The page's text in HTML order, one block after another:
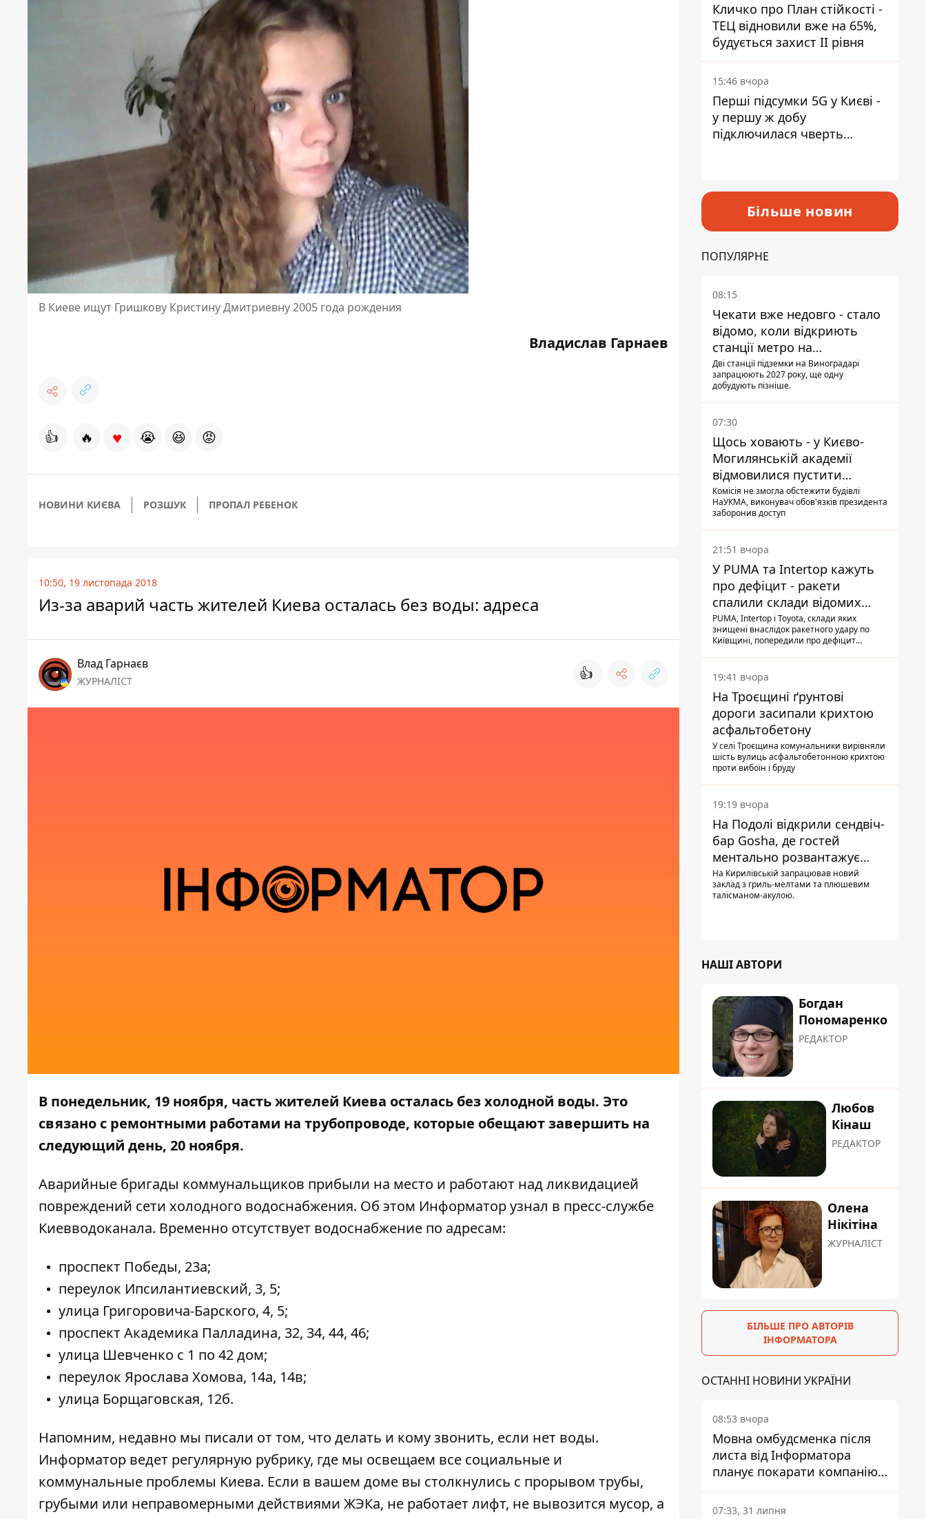
В Киеве ищут Гришкову Кристину Дмитриевну 2005 года рождения
Владислав Гарнаев
👍 🔥 ♥ 😭 😆 😡
НОВИНИ КИЄВА РОЗШУК ПРОПАЛ РЕБЕНОК
10:50, 19 листопада 2018
Из-за аварий часть жителей Киева осталась без воды: адреса
Влад Гарнаєв
ЖУРНАЛІСТ 👍
В понедельник, 19 ноября, часть жителей Киева осталась без холодной воды. Это
связано с ремонтными работами на трубопроводе, которые обещают завершить на
следующий день, 20 ноября.
Аварийные бригады коммунальщиков прибыли на место и работают над ликвидацией
повреждений сети холодного водоснабжения. Об этом Информаторузнал в пресс-службе
Киевводоканала. Временно отсутствует водоснабжение по адресам:
проспект Победы, 23а;
переулок Ипсилантиевский, 3, 5;
улица Григоровича-Барского, 4, 5;
проспект Академика Палладина, 32, 34, 44, 46;
улица Шевченко с 1 по 42 дом;
переулок Ярослава Хомова, 14а, 14в;
улица Борщаговская, 12б.
Напомним, недавно мы писали от том, что делать и кому звонить, если нет воды.
Информатор ведет регулярную рубрику, где мы освещаем все социальные и
коммунальные проблемы Киева. Если в вашем доме вы столкнулись с прорывом трубы,
грубыми или неправомерными действиями ЖЭКа, не работает лифт, не вывозится мусор, а
Кличко про План стійкості -
ТЕЦ відновили вже на 65%,
будується захист ІІ рівня
15:46 вчора
Перші підсумки 5G у Києві -
у першу ж добу
підключилася чверть
Більше новин
ПОПУЛЯРНЕ
08:15
Чекати вже недовго - стало
відомо, коли відкриють
станції метро на
Виноградарі
Дві станції підземки на Виноградарі
запрацюють 2027 року, ще одну
добудують пізніше.
07:30
Щось ховають - у Києво-
Могилянській академії
відмовилися пустити
комісію з охорони пам'яток
на територію
Комісія не змогла обстежити будівлі
НаУКМА, виконувач обов'язків президента
заборонив доступ
21:51 вчора
У PUMA та Intertop кажуть
про дефіцит - ракети
спалили склади відомих
брендів
PUMA, Intertop і Toyota, склади яких
знищені внаслідок ракетного удару по
Київщині, попередили про дефіцит
19:41 вчора
На Троєщині ґрунтові
дороги засипали крихтою
асфальтобетону
У селі Троєщина комунальники вирівняли
шість вулиць асфальтобетонною крихтою
проти вибоїн і бруду
19:19 вчора
На Подолі відкрили сендвіч-
бар Gosha, де гостей
ментально розвантажує
акула
На Кирилівській запрацював новий
заклад з гриль-мелтами та плюшевим
талісманом-акулою.
НАШІ АВТОРИ
Богдан
Пономаренко
РЕДАКТОР
Любов
Кінаш
РЕДАКТОР
Олена
Нікітіна
ЖУРНАЛІСТ
БІЛЬШЕ ПРО АВТОРІВ
ІНФОРМАТОРА
ОСТАННІ НОВИНИ УКРАЇНИ
08:53 вчора
Мовна омбудсменка після
листа від Інформатора
планує покарати компанію-
підрядника ПриватБанку
07:33, 31 липня